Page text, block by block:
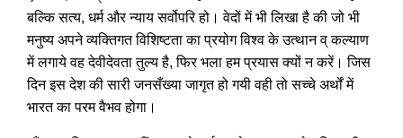
बल्कि सत्य, धर्म और न्याय सर्वोपरि हो। वेदों में भी लिखा है की जो भी
मनुष्य अपने व्यक्तिगत विशिष्टता का प्रयोग विश्व के उत्थान व् कल्याण
में लगाये वह देवीदेवता तुल्य है, फिर भला हम प्रयास क्यों न करें। जिस
दिन इस देश की सारी जनसँख्या जागृत हो गयी वही तो सच्चे अर्थों में
भारत का परम वैभव होगा।